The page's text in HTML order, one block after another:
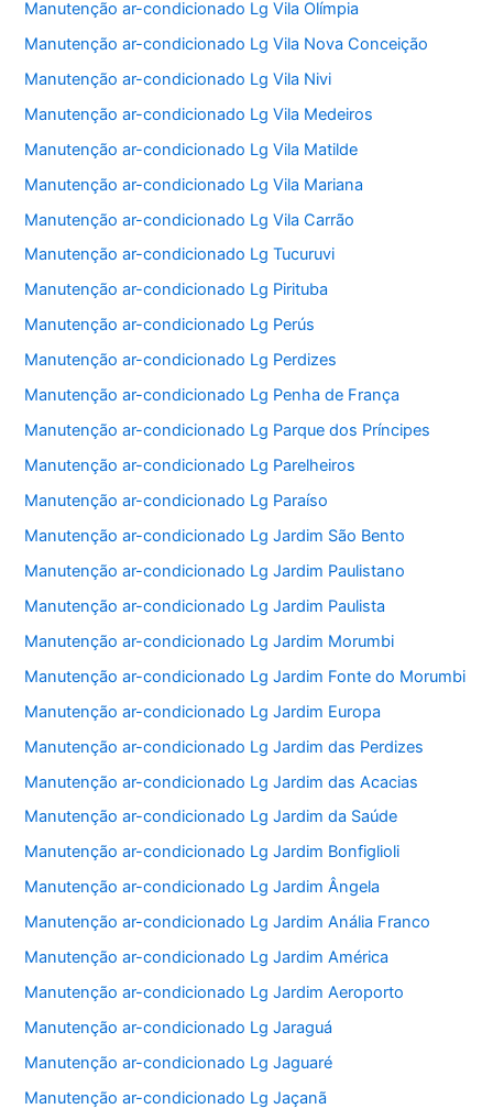
Manutenção ar-condicionado Lg Vila Olímpia
Manutenção ar-condicionado Lg Vila Nova Conceição
Manutenção ar-condicionado Lg Vila Nivi
Manutenção ar-condicionado Lg Vila Medeiros
Manutenção ar-condicionado Lg Vila Matilde
Manutenção ar-condicionado Lg Vila Mariana
Manutenção ar-condicionado Lg Vila Carrão
Manutenção ar-condicionado Lg Tucuruvi
Manutenção ar-condicionado Lg Pirituba
Manutenção ar-condicionado Lg Perús
Manutenção ar-condicionado Lg Perdizes
Manutenção ar-condicionado Lg Penha de França
Manutenção ar-condicionado Lg Parque dos Príncipes
Manutenção ar-condicionado Lg Parelheiros
Manutenção ar-condicionado Lg Paraíso
Manutenção ar-condicionado Lg Jardim São Bento
Manutenção ar-condicionado Lg Jardim Paulistano
Manutenção ar-condicionado Lg Jardim Paulista
Manutenção ar-condicionado Lg Jardim Morumbi
Manutenção ar-condicionado Lg Jardim Fonte do Morumbi
Manutenção ar-condicionado Lg Jardim Europa
Manutenção ar-condicionado Lg Jardim das Perdizes
Manutenção ar-condicionado Lg Jardim das Acacias
Manutenção ar-condicionado Lg Jardim da Saúde
Manutenção ar-condicionado Lg Jardim Bonfiglioli
Manutenção ar-condicionado Lg Jardim Ângela
Manutenção ar-condicionado Lg Jardim Anália Franco
Manutenção ar-condicionado Lg Jardim América
Manutenção ar-condicionado Lg Jardim Aeroporto
Manutenção ar-condicionado Lg Jaraguá
Manutenção ar-condicionado Lg Jaguaré
Manutenção ar-condicionado Lg Jaçanã